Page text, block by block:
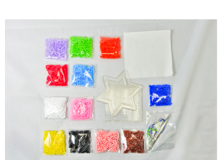
每筆NT$60，滿NT$1,500(含以上)免運費
付款後全家取貨
每筆NT$60，滿NT$1,500(含以上)免運費
7-11取貨付款
每筆NT$60，滿NT$1,500(含以上)免運費
付款後7-11取貨
每筆NT$60，滿NT$1,500(含以上)免運費